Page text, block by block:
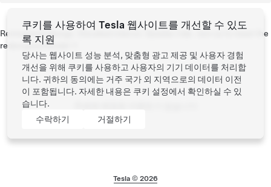
Reimagined design. Elevated interior. Quieter ride. Join us to meet the
redesigned Model Y.
Tesla © 2026
쿠키를 사용하여 Tesla 웹사이트를 개선할 수 있도
록 지원
당사는 웹사이트 성능 분석, 맞춤형 광고 제공 및 사용자 경험
개선을 위해 쿠키를 사용하고 사용자의 기기 데이터를 처리합
니다. 귀하의 동의에는 거주 국가 외 지역으로의 데이터 이전
이 포함됩니다. 자세한 내용은 쿠키 설정에서 확인하실 수 있
습니다.
수락하기
거절하기